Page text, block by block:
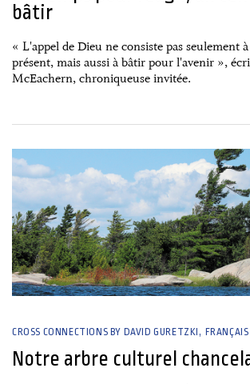
bâtir
« L'appel de Dieu ne consiste pas seulement
présent, mais aussi à bâtir pour l'avenir »,
McEachern, chroniqueuse invitée.
CROSS CONNECTIONS BY DAVID GURETZKI FRANÇAIS
Notre arbre culturel